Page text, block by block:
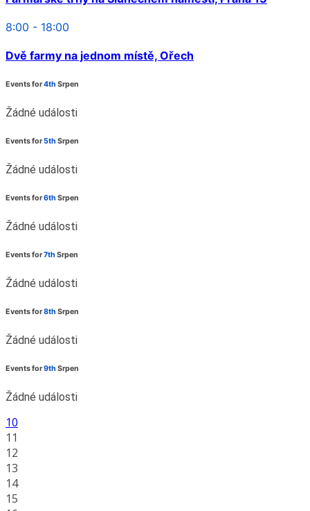
8:00 - 18:00
Dvě farmy na jednom místě, Ořech
Events for4th Srpen
Žádné události
Events for5th Srpen
Žádné události
Events for6th Srpen
Žádné události
Events for7th Srpen
Žádné události
Events for8th Srpen
Žádné události
Events for9th Srpen
Žádné události
10
11
12
13
14
15